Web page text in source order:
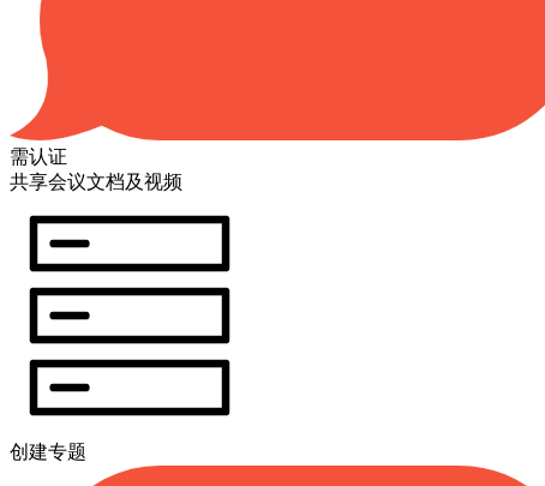
需认证
共享会议文档及视频
创建专题